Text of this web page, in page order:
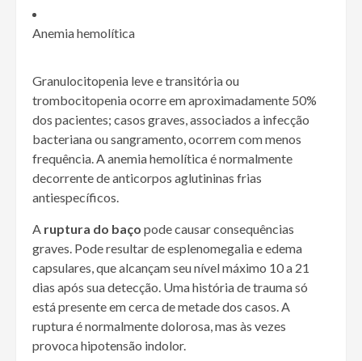
Anemia hemolítica
Granulocitopenia leve e transitória ou
trombocitopenia ocorre em aproximadamente 50%
dos pacientes; casos graves, associados a infecção
bacteriana ou sangramento, ocorrem com menos
frequência. A anemia hemolítica é normalmente
decorrente de anticorpos aglutininas frias
antiespecíficos.
A ruptura do baço pode causar consequências
graves. Pode resultar de esplenomegalia e edema
capsulares, que alcançam seu nível máximo 10 a 21
dias após sua detecção. Uma história de trauma só
está presente em cerca de metade dos casos. A
ruptura é normalmente dolorosa, mas às vezes
provoca hipotensão indolor.